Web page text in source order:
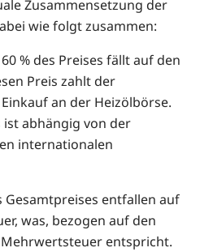
Zusammensetzung der
wie folgt zusammen:
% des Preises fällt auf den
Preis zahlt der
an der Heizölbörse.
abhängig von der
internationalen
Gesamtpreises entfallen auf
was, bezogen auf den
entspricht.